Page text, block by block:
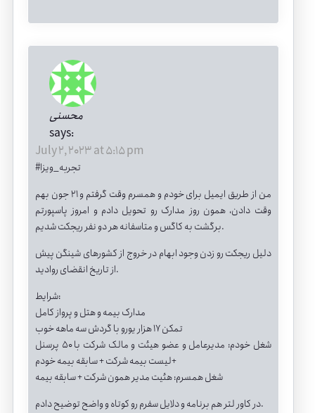
محسنی
says:
July 2, 2023 at 5:15 pm
#تجربه_ویزا
من از طریق ایمیل برای خودم و همسرم وقت گرفتم و ۲۱ جون بهم
وقت دادن، همون روز مدارک رو تحویل دادم و امروز پاسپورتم
برگشت به کاگس و متاسفانه هر دو نفر ریجکت شدیم.
دلیل ریجکت رو زدن وجود ابهام در خروج از کشورهای شینگن پیش
از تاریخ انقضای روادید.
شرایط:
مدارک بیمه و هتل و پرواز کامل
تمکن ۱۷ هزار یورو با گردش سه ماهه خوب
شغل خودم: مدیرعامل و عضو هیئت و مالک شرکت با ۵۰ پرسنل
+لیست بیمه شرکت + سابقه بیمه خودم
شغل همسرم: هئیت مدیر همون شرکت + سابقه بیمه
در کاور لتر هم برنامه و دلایل سفرم رو کوتاه و واضح توضیح دادم.